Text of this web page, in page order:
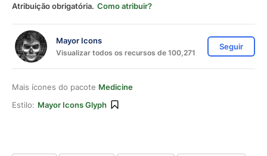
Atribuição obrigatória. Como atribuir?
Mayor Icons
Visualizar todos os recursos de 100,271
Seguir
Mais ícones do pacote Medicine
Estilo: Mayor Icons Glyph